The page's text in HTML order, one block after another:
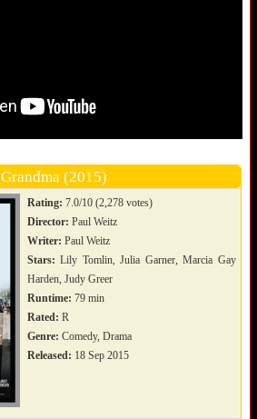
Grandma (2015)
Rating: 7.0/10 (2,278 votes)
Director: Paul Weitz
Writer: Paul Weitz
Stars: Lily Tomlin, Julia Garner, Marcia Gay
Harden, Judy Greer
Runtime: 79 min
Rated: R
Genre: Comedy, Drama
Released: 18 Sep 2015